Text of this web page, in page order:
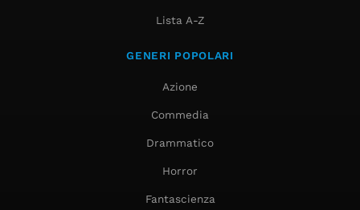
Lista A-Z
GENERI POPOLARI
Azione
Commedia
Drammatico
Horror
Fantascienza